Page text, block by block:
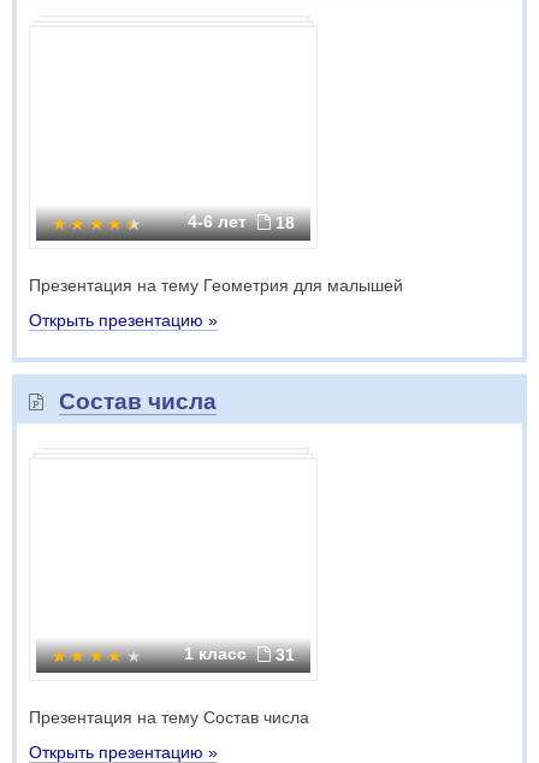
4-6 лет 18
Презентация на тему Геометрия для малышей
Открыть презентацию »
Состав числа
1 класс 31
Презентация на тему Состав числа
Открыть презентацию »